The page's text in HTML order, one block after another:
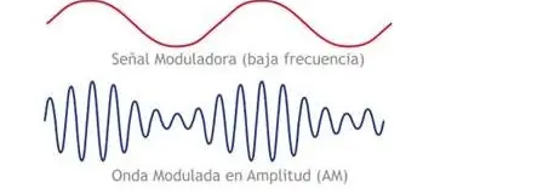
Baixa
HZ,
provocados